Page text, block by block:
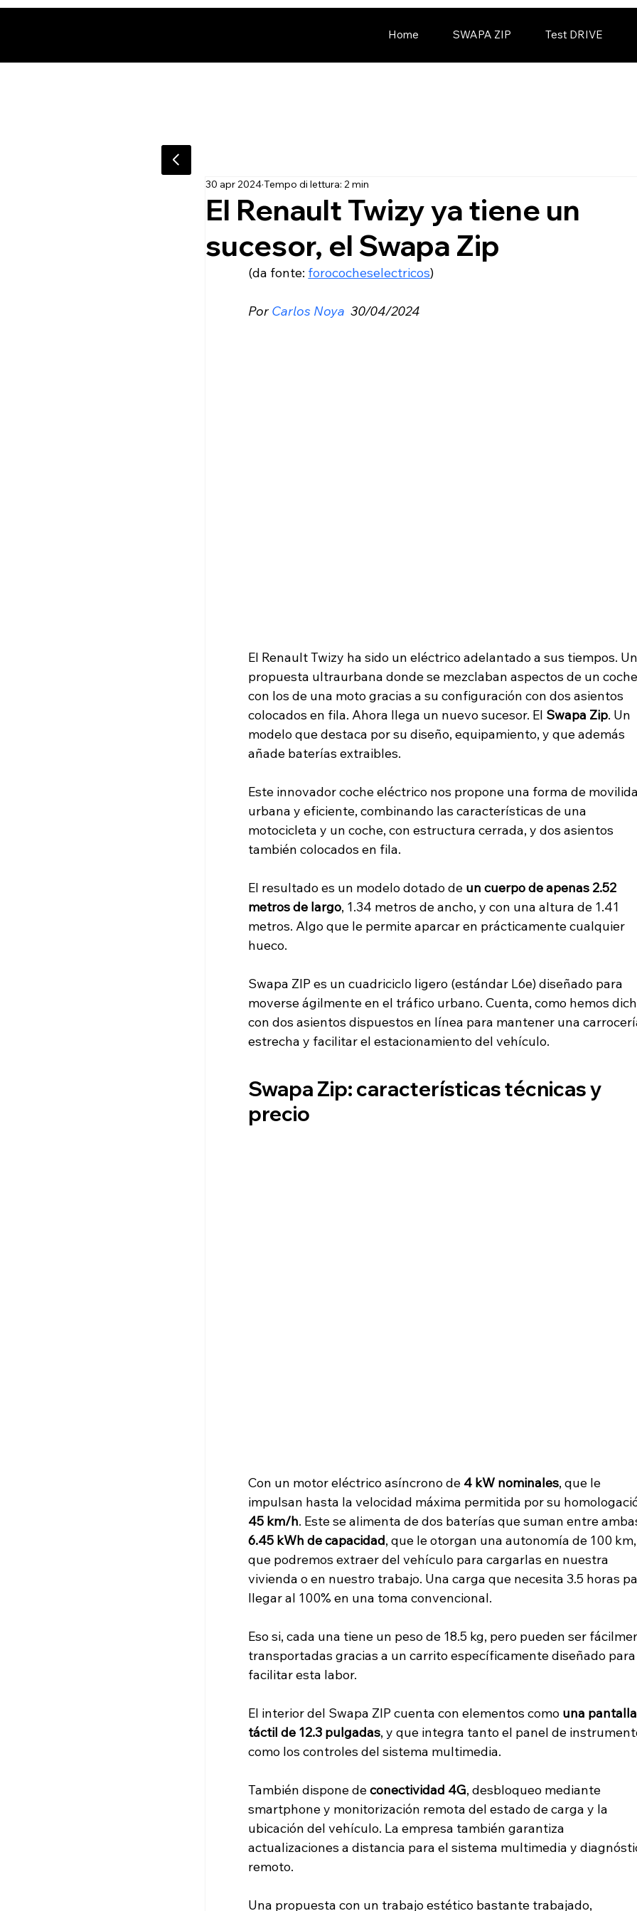
Home SWAPA ZIP Test DRIVE
El Renault Twizy ya tiene un
sucesor, el Swapa Zip
30 apr 2024Tempo di lettura: 2 min
(da fonte: forococheselectricos)
Por Carlos Noya 30/04/2024
El Renault Twizy ha sido un eléctrico adelantado a sus tiempos.
propuesta ultraurbana donde se mezclaban aspectos de un
con los de una moto gracias a su configuración con dos asientos
colocados en fila. Ahora llega un nuevo sucesor. El Swapa Zip. Un
modelo que destaca por su diseño, equipamiento, y que además
añade baterías extraibles.
Este innovador coche eléctrico nos propone una forma de
urbana y eficiente, combinando las características de una
motocicleta y un coche, con estructura cerrada, y dos asientos
también colocados en fila.
El resultado es un modelo dotado de un cuerpo de apenas 2.52
metros de largo, 1.34 metros de ancho, y con una altura de 1.41
metros. Algo que le permite aparcar en prácticamente cualquier
hueco.
Swapa ZIP es un cuadriciclo ligero (estándar L6e) diseñado para
moverse ágilmente en el tráfico urbano. Cuenta, como hemos
con dos asientos dispuestos en línea para mantener una
estrecha y facilitar el estacionamiento del vehículo.
Swapa Zip: características técnicas y
precio
Con un motor eléctrico asíncrono de 4 kW nominales, que le
impulsan hasta la velocidad máxima permitida por su
45 km/h. Este se alimenta de dos baterías que suman entre
6.45 kWh de capacidad, que le otorgan una autonomía de 100
que podremos extraer del vehículo para cargarlas en nuestra
vivienda o en nuestro trabajo. Una carga que necesita 3.5 horas
llegar al 100% en una toma convencional.
Eso si, cada una tiene un peso de 18.5 kg, pero pueden ser
transportadas gracias a un carrito específicamente diseñado para
facilitar esta labor.
El interior del Swapa ZIP cuenta con elementos como una pantalla
táctil de 12.3 pulgadas, y que integra tanto el panel de
como los controles del sistema multimedia.
También dispone de conectividad 4G, desbloqueo mediante
smartphone y monitorización remota del estado de carga y la
ubicación del vehículo. La empresa también garantiza
actualizaciones a distancia para el sistema multimedia y
remoto.
Una propuesta con un trabajo estético bastante trabajado,